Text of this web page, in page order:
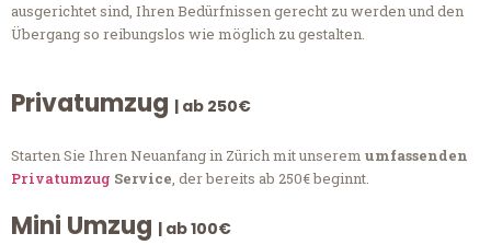
ausgerichtet sind, Ihren Bedürfnissen gerecht zu werden und den
Übergang so reibungslos wie möglich zu gestalten.
Privatumzug | ab 250€
Starten Sie Ihren Neuanfang in Zürich mit unserem umfassenden
Privatumzug Service, der bereits ab 250€ beginnt.
Mini Umzug | ab 100€